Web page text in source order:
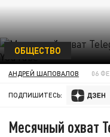
ОБЩЕСТВО
АНДРЕЙ ШАПОВАЛОВ 06
ПОДПИШИТЕСЬ:
Месячный охват